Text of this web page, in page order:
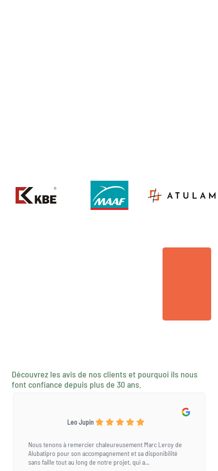
Découvrez les avis de nos clients et pourquoi ils nous
font confiance depuis plus de 30 ans.
Leo Jupin
Nous tenons à remercier chaleureusement Marc Leroy de
Alubatipro pour son accompagnement et sa disponibilité
sans faille tout au long de notre projet, qui a...